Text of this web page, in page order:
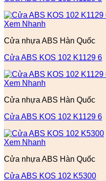
Xem Nhanh
Cửa nhựa ABS Hàn Quốc
Cửa ABS KOS 102 K1129 6
Xem Nhanh
Cửa nhựa ABS Hàn Quốc
Cửa ABS KOS 102 K1129 6
Xem Nhanh
Cửa nhựa ABS Hàn Quốc
Cửa ABS KOS 102 K5300